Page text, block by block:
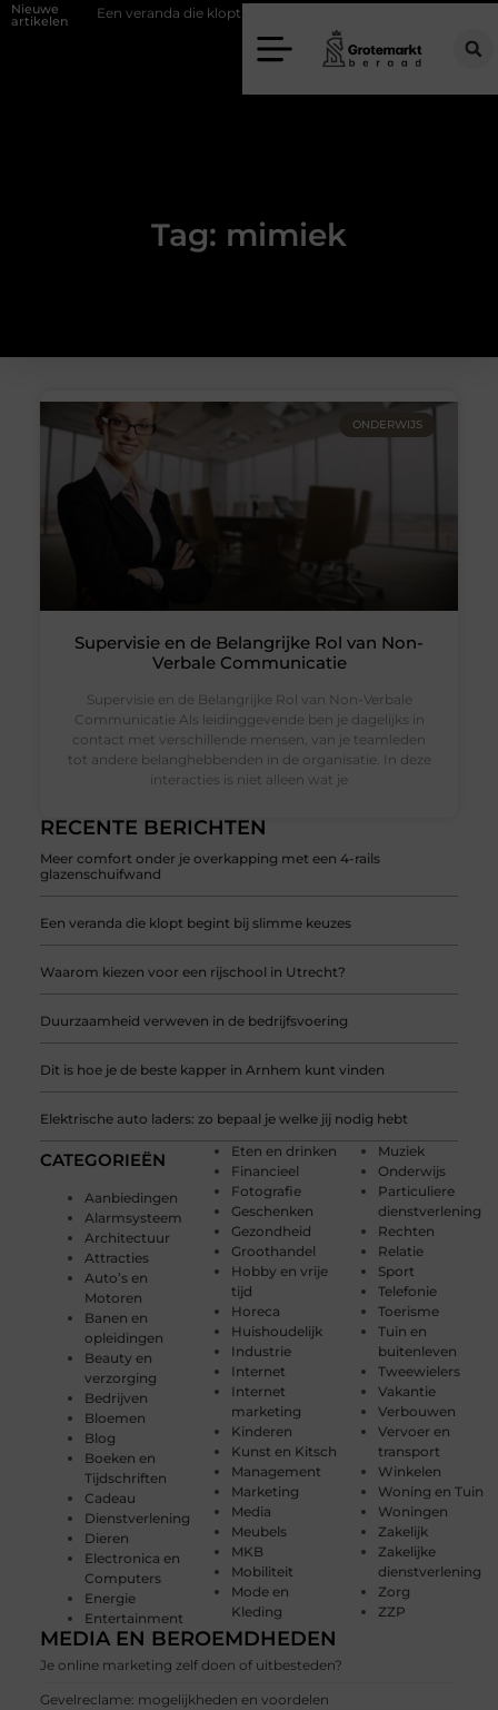
Nieuwe
artikelen Een veranda die klopt begint bij slimme keuzes
Tag: mimiek
RECENTE BERICHTEN
Meer comfort onder je overkapping met een 4-rails
glazenschuifwand
Een veranda die klopt begint bij slimme keuzes
Waarom kiezen voor een rijschool in Utrecht?
Duurzaamheid verweven in de bedrijfsvoering
Dit is hoe je de beste kapper in Arnhem kunt vinden
Elektrische auto laders: zo bepaal je welke jij nodig hebt
CATEGORIEËN
Aanbiedingen
Alarmsysteem
Architectuur
Attracties
Auto’s en
Motoren
Banen en
opleidingen
Beauty en
verzorging
Bedrijven
Bloemen
Blog
Boeken en
Tijdschriften
Cadeau
Dienstverlening
Dieren
Electronica en
Computers
Energie
Entertainment
Eten en drinken
Financieel
Fotografie
Geschenken
Gezondheid
Groothandel
Hobby en vrije
tijd
Horeca
Huishoudelijk
Industrie
Internet
Internet
marketing
Kinderen
Kunst en Kitsch
Management
Marketing
Media
Meubels
MKB
Mobiliteit
Mode en
Kleding
Muziek
Onderwijs
Particuliere
dienstverlening
Rechten
Relatie
Sport
Telefonie
Toerisme
Tuin en
buitenleven
Tweewielers
Vakantie
Verbouwen
Vervoer en
transport
Winkelen
Woning en Tuin
Woningen
Zakelijk
Zakelijke
dienstverlening
Zorg
ZZP
MEDIA EN BEROEMDHEDEN
Je online marketing zelf doen of uitbesteden?
Gevelreclame: mogelijkheden en voordelen
ONDERWIJS
Supervisie en de Belangrijke Rol van Non-
Verbale Communicatie
Supervisie en de Belangrijke Rol van Non-Verbale
Communicatie Als leidinggevende ben je dagelijks in
contact met verschillende mensen, van je teamleden
tot andere belanghebbenden in de organisatie. In deze
interacties is niet alleen wat je